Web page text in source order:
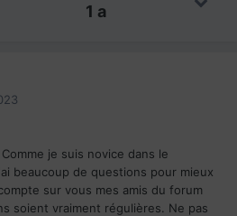
1 a
je suis novice dans le
beaucoup de questions pour mieux
sur vous mes amis du forum
soient vraiment régulières. Ne pas